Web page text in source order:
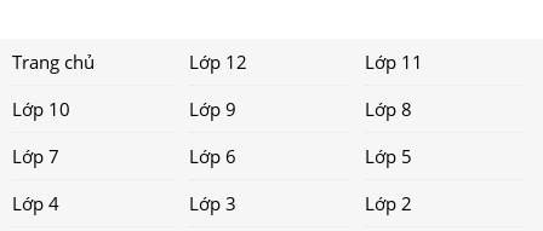
Trang chủ Lớp 12
Lớp 11
Lớp 10
Lớp 9
Lớp 8
Lớp 7
Lớp 6
Lớp 5
Lớp 4
Lớp 3 Lớp 2